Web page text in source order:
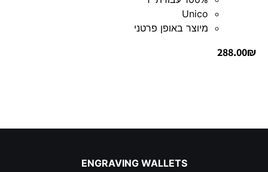
Unico
מיוצר באופן פרטני
288.00₪
ENGRAVING WALLETS